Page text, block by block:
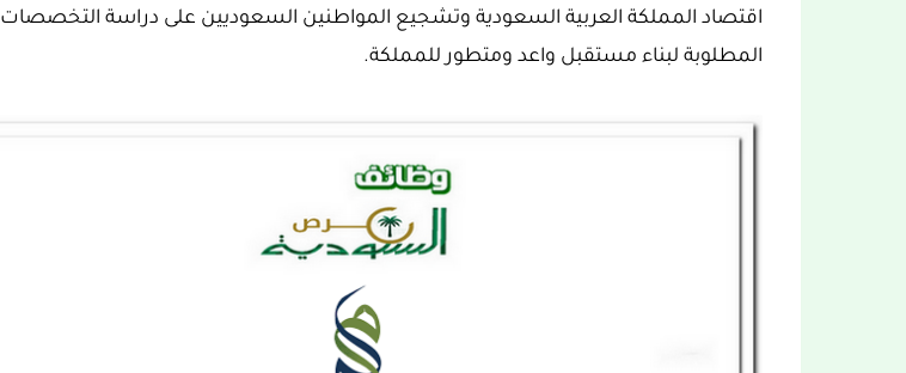
اقتصاد المملكة العربية السعودية وتشجيع المواطنين السعوديين على دراسة التخصصات
المطلوبة لبناء مستقبل واعد ومتطور للمملكة.